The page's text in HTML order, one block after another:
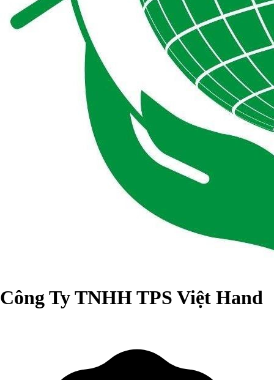
Công Ty TNHH TPS Việt Hand